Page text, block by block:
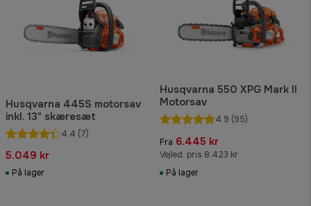
Husqvarna 445S motorsav
inkl. 13" skæresæt
4.4 (7)
5.049 kr
På lager
Husqvarna 550 XPG Mark II
Motorsav
4.9 (95)
Fra 6.445 kr
Vejled. pris 8.423 kr
På lager